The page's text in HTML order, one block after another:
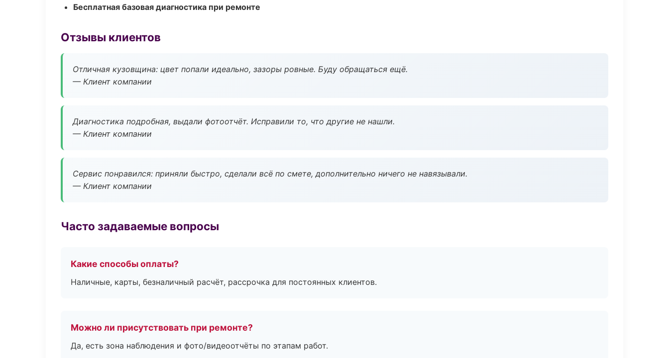
Бесплатная базовая диагностика при ремонте
Отзывы клиентов
Отличная кузовщина: цвет попали идеально, зазоры ровные. Буду обращаться ещё.
— Клиент компании
Диагностика подробная, выдали фотоотчёт. Исправили то, что другие не нашли.
— Клиент компании
Сервис понравился: приняли быстро, сделали всё по смете, дополнительно ничего не навязывали.
— Клиент компании
Часто задаваемые вопросы
Какие способы оплаты?
Наличные, карты, безналичный расчёт, рассрочка для постоянных клиентов.
Можно ли присутствовать при ремонте?
Да, есть зона наблюдения и фото/видеоотчёты по этапам работ.